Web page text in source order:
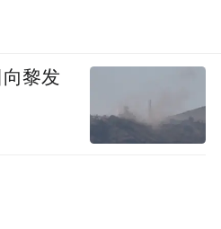
黎发